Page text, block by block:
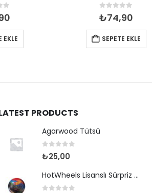
5
EKLE
0 out of 5
₺74,90
SEPETE EKLE
PRODUCTS
Agarwood Tütsü
out of 5
₺25,00
HotWheels Lisanslı Sürpriz Yumurta